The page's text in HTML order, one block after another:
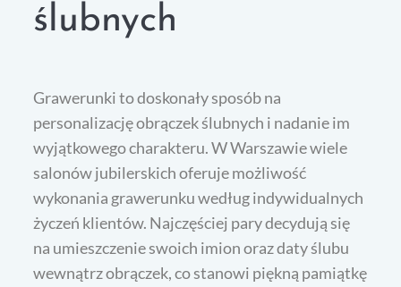
ślubnych
Grawerunki to doskonały sposób na
personalizację obrączek ślubnych i nadanie im
wyjątkowego charakteru. W Warszawie wiele
salonów jubilerskich oferuje możliwość
wykonania grawerunku według indywidualnych
życzeń klientów. Najczęściej pary decydują się
na umieszczenie swoich imion oraz daty ślubu
wewnątrz obrączek, co stanowi piękną pamiątkę